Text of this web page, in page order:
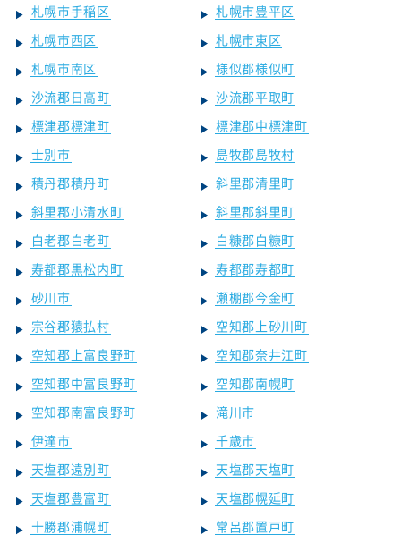
札幌市手稲区
札幌市豊平区
札幌市西区
札幌市東区
札幌市南区
様似郡様似町
沙流郡日高町
沙流郡平取町
標津郡標津町
標津郡中標津町
士別市
島牧郡島牧村
積丹郡積丹町
斜里郡清里町
斜里郡小清水町
斜里郡斜里町
白老郡白老町
白糠郡白糠町
寿都郡黒松内町
寿都郡寿都町
砂川市
瀬棚郡今金町
宗谷郡猿払村
空知郡上砂川町
空知郡上富良野町
空知郡奈井江町
空知郡中富良野町
空知郡南幌町
空知郡南富良野町
滝川市
伊達市
千歳市
天塩郡遠別町
天塩郡天塩町
天塩郡豊富町
天塩郡幌延町
十勝郡浦幌町
常呂郡置戸町